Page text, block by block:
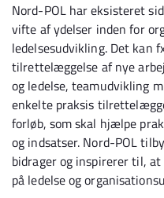
Nord-POL har eksisteret
vifte af ydelser inden for
ledelsesudvikling. Det kan
tilrettelæggelse af nye
og ledelse, teamudvikling
enkelte praksis
forløb, som skal hjælpe
og indsatser. Nord-POL
bidrager og inspirerer til,
på ledelse og